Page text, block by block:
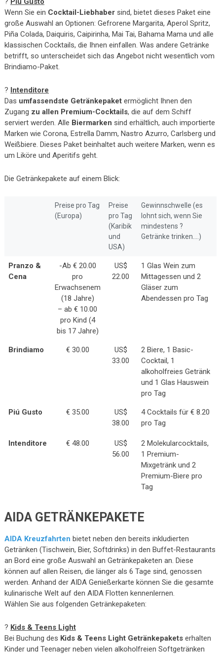
Wenn Sie ein Cocktail-Liebhabersind, bietet dieses Paket eine
große Auswahl an Optionen: Gefrorene Margarita, Aperol Spritz,
Piña Colada, Daiquiris, Caipirinha, Mai Tai, Bahama Mama und alle
klassischen Cocktails, die Ihnen einfallen. Was andere Getränke
betrifft, so unterscheidet sich das Angebot nicht wesentlich vom
Brindiamo-Paket.
? Intenditore
Das umfassendste Getränkepaketermöglicht Ihnen den
Zugang zu allen Premium-Cocktails, die auf dem Schiff
serviert werden. Alle Biermarken sind erhältlich, auch importierte
Marken wie Corona, Estrella Damm, Nastro Azurro, Carlsberg und
Weißbiere. Dieses Paket beinhaltet auch weitere Marken, wenn es
um Liköre und Aperitifs geht.
Die Getränkepakete auf einem Blick:
Preise pro Tag
(Europa)
Preise
pro Tag
(Karibik
und
USA)
Gewinnschwelle (es
lohnt sich, wenn Sie
mindestens ?
Getränke trinken….)
Pranzo &
Cena
-Ab € 20.00
pro
Erwachsenem
(18 Jahre)
– ab € 10.00
pro Kind (4
bis 17 Jahre)
US$
22.00
1 Glas Wein zum
Mittagessen und 2
Gläser zum
Abendessen pro Tag
Brindiamo € 30.00
US$
33.00
2 Biere, 1 Basic-
Cocktail, 1
alkoholfreies Getränk
und 1 Glas Hauswein
pro Tag
Piú Gusto € 35.00
US$
38.00
4 Cocktails für € 8.20
pro Tag
Intenditore € 48.00
US$
56.00
2 Molekularcocktails,
1 Premium-
Mixgetränk und 2
Premium-Biere pro
Tag
AIDA GETRÄNKEPAKETE
AIDA Kreuzfahrten bietet neben den bereits inkludierten
Getränken (Tischwein, Bier, Softdrinks) in den Buffet-Restaurants
an Bord eine große Auswahl an Getränkepaketen an. Diese
können auf allen Reisen, die länger als 6 Tage sind, genossen
werden. Anhand der AIDA Genießerkarte können Sie die gesamte
kulinarische Welt auf den AIDA Flotten kennenlernen.
Wählen Sie aus folgenden Getränkepaketen:
? Kids & Teens Light
Bei Buchung des Kids & Teens Light Getränkepaketserhalten
Kinder und Teenager neben vielen alkoholfreien Softgetränken